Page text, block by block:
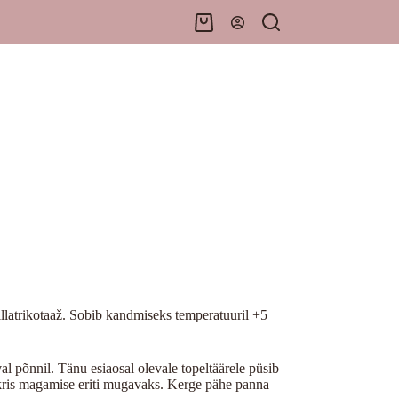
Shopping
cart
Sobib kandmiseks temperatuuril +5
põnnil. Tänu esiaosal olevale topeltäärele püsib
magamise eriti mugavaks. Kerge pähe panna